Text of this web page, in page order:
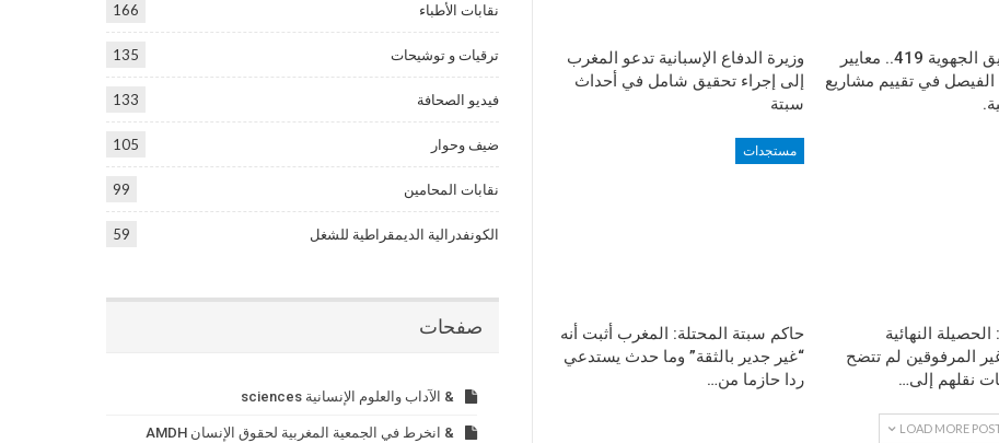
ورش الطريق الجهوية 419.. معايير
في تقييم مشاريع
وزيرة الدفاع الإسبانية تدعو المغرب
إلى إجراء تحقيق شامل في أحداث
سبتة
النهائية
المرفوقين لم تتضح
نقلهم إلى…
مستجدات
حاكم سبتة المحتلة: المغرب أثبت أنه
“غير جدير بالثقة” وما حدث يستدعي
ردا حازما من…
LOAD MORE
نقابات الأطباء 166
ترقيات و توشيحات 135
فيديو الصحافة 133
ضيف وحوار 105
نقابات المحامين 99
الكونفدرالية الديمقراطية للشغل 59
صفحات
& الآداب والعلوم الإنسانية sciences
& انخرط في الجمعية المغربية لحقوق الإنسان AMDH